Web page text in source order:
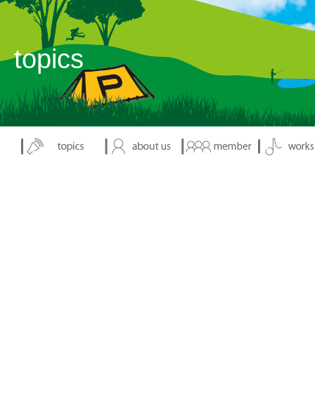
topics
表示：index.php